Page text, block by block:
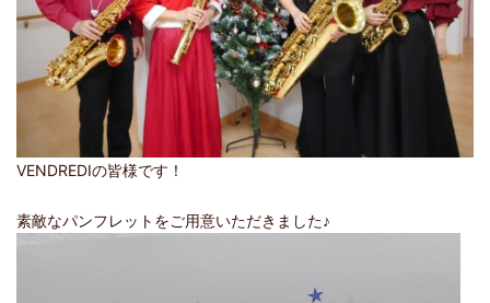
VENDREDIの皆様です！
素敵なパンフレットをご用意いただきました♪